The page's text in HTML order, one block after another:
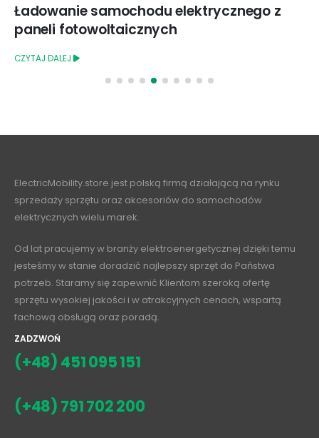
Ładowanie samochodu elektrycznego z
paneli fotowoltaicznych
CZYTAJ DALEJ
ElectricMobility.store jest polską firmą działającą na rynku
sprzedaży sprzętu oraz akcesoriów do samochodów
elektrycznych wielu marek.
Od lat pracujemy w branży elektroenergetycznej dzięki temu
jesteśmy w stanie doradzić najlepszy sprzęt do Państwa
potrzeb. Staramy się zapewnić Klientom szeroką ofertę
sprzętu wysokiej jakości i w atrakcyjnych cenach, wspartą
fachową obsługą oraz poradą.
ZADZWOŃ
(+48) 451 095 151
(+48) 791 702 200